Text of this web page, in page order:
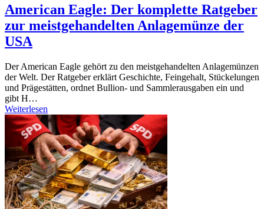
American Eagle: Der komplette Ratgeber
zur meistgehandelten Anlagemünze der
USA
Der American Eagle gehört zu den meistgehandelten Anlagemünzen
der Welt. Der Ratgeber erklärt Geschichte, Feingehalt, Stückelungen
und Prägestätten, ordnet Bullion- und Sammlerausgaben ein und
gibt H…
Weiterlesen